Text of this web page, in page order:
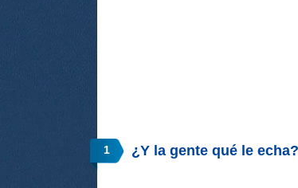
1 ¿Y la gente qué le